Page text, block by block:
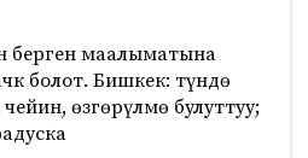
берген маалыматына
болот. Бишкек: түндө
өзгөрүлмө булуттуу;